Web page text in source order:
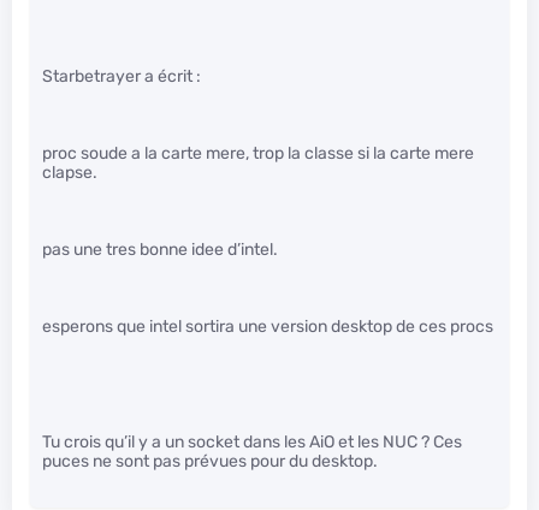
Starbetrayer a écrit :
proc soude a la carte mere, trop la classe si la carte mere
clapse.
pas une tres bonne idee d’intel.
esperons que intel sortira une version desktop de ces procs
Tu crois qu’il y a un socket dans les AiO et les NUC ? Ces
puces ne sont pas prévues pour du desktop.